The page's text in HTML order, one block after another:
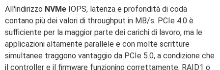
All'indirizzo NVMe IOPS, latenza e profondità di coda
contano più dei valori di throughput in MB/s. PCIe 4.0 è
sufficiente per la maggior parte dei carichi di lavoro, ma le
applicazioni altamente parallele e con molte scritture
simultanee traggono vantaggio da PCIe 5.0, a condizione che
il controller e il firmware funzionino correttamente. RAID1 o